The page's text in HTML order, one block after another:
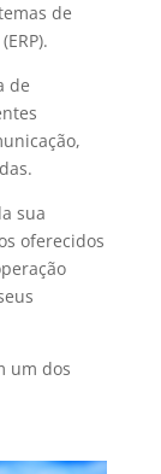
de
de
sua
oferecidos
um dos